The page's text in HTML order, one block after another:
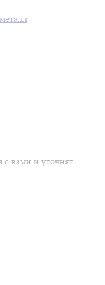
с вами и уточнят